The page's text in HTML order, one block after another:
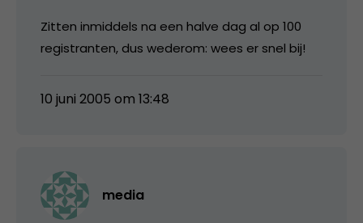
Zitten inmiddels na een halve dag al op 100
registranten, dus wederom: wees er snel bij!
10 juni 2005 om 13:48
media